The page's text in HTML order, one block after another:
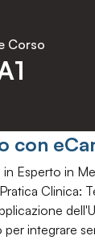
Corso
con
Esperto in
Clinica:
integrare